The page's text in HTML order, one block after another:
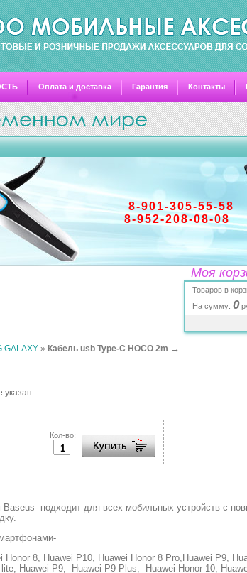
Оплата и доставка Гарантия Контакты
8-901-305-55-58
8-952-208-08-08
Моя
Товаров в
На сумму: 0
GALAXY » Кабель usb Type-C HOCO 2m →
указан
Кол-во:
подходит для всех мобильных устройств с
Honor 8, Huawei P10, Huawei Honor 8 Pro,Huawei P9,
Huawei P9, Huawei P9 Plus, Huawei Honor 10,